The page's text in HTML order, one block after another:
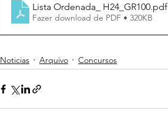
Lista Ordenada_ H24_GR100.pdf
Fazer download de PDF • 320KB
Noticias Arquivo Concursos